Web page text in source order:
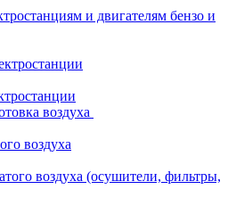
и двигателям бензо и
воздуха
воздуха
воздуха (осушители, фильтры,